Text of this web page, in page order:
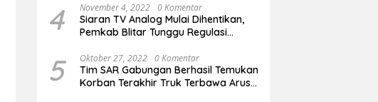
Serang
4 November 4, 2022 0 Komentar
Siaran TV Analog Mulai Dihentikan,
Pemkab Blitar Tunggu Regulasi
5 Oktober 27, 2022 0 Komentar
Tim SAR Gabungan Berhasil Temukan
Korban Terakhir Truk Terbawa Arus